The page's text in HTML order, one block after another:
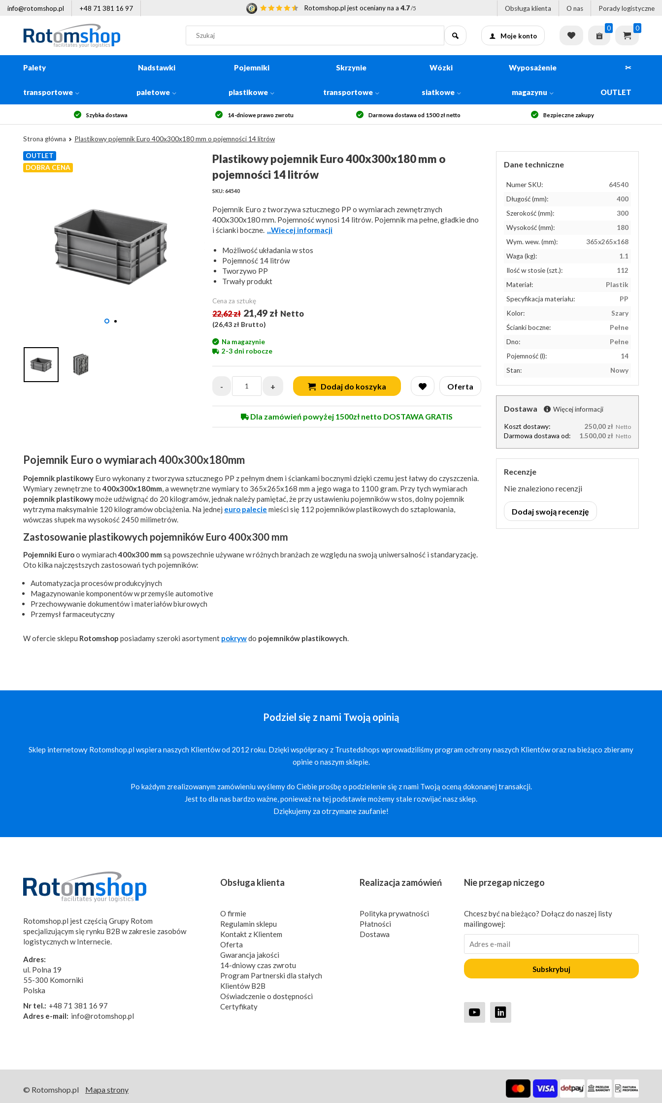
info@rotomshop.pl +48 71 381 16 97 Rotomshop.pl jest oceniany na a 4.7/5 Obsługa klienta O nas Porady logistyczne
Moje konto
0 0
Palety
transportowe
Nadstawki
paletowe
Pojemniki
plastikowe
Skrzynie
transportowe
Wózki
siatkowe
Wyposażenie
magazynu
✂
OUTLET
Szybka dostawa 14-dniowe prawo zwrotu Darmowa dostawa od 1500 zł netto Bezpieczne zakupy
Strona główna Plastikowy pojemnik Euro 400x300x180 mm o pojemności 14 litrów
OUTLET
DOBRA CENA
Plastikowy pojemnik Euro 400x300x180 mm o
pojemności 14 litrów
SKU: 64540
Pojemnik Euro z tworzywa sztucznego PP o wymiarach zewnętrznych
400x300x180 mm. Pojemność wynosi 14 litrów. Pojemnik ma pełne, gładkie dno
i ścianki boczne. ...Wiecej informacji
Możliwość układania w stos
Pojemność 14 litrów
Tworzywo PP
Trwały produkt
Cena za sztukę
22,62 zł 21,49 zł Netto
(26,43 zł Brutto)
Na magazynie
2-3 dni robocze
- + Dodaj do koszyka Oferta
Dla zamówień powyżej 1500zł netto DOSTAWA GRATIS
Pojemnik Euro o wymiarach 400x300x180mm
Pojemnik plastikowy Euro wykonany z tworzywa sztucznego PP z pełnym dnem i ściankami bocznymi dzięki czemu jest łatwy do czyszczenia.
Wymiary zewnętrzne to400x300x180mm, a wewnętrzne wymiary to 365x265x168 mm a jego waga to 1100 gram. Przy tych wymiarach
pojemnik plastikowymoże udźwignąć do 20 kilogramów, jednak należy pamiętać, że przy ustawieniu pojemników w stos, dolny pojemnik
wytrzyma maksymalnie 120 kilogramów obciążenia. Na jednej euro palecie mieści się 112 pojemników plastikowych do sztaplowania,
wówczas słupek ma wysokość 2450 milimetrów.
Zastosowanie plastikowych pojemników Euro 400x300 mm
Pojemniki Euroo wymiarach400x300 mm są powszechnie używane w różnych branżach ze względu na swoją uniwersalność i standaryzację.
Oto kilka najczęstszych zastosowań tych pojemników:
Automatyzacja procesów produkcyjnych
Magazynowanie komponentów w przemyśle automotive
Przechowywanie dokumentów i materiałów biurowych
Przemysł farmaceutyczny
W ofercie sklepu Rotomshop posiadamy szeroki asortyment pokrywdo pojemników plastikowych.
Dane techniczne
Numer SKU:
64540
Długość (mm):
400
Szerokość (mm):
300
Wysokość (mm):
180
Wym. wew. (mm):
365x265x168
Waga (kg):
1.1
Ilość w stosie (szt.):
112
Materiał:
Plastik
Specyfikacja materiału:
PP
Kolor:
Szary
Ścianki boczne:
Pełne
Dno:
Pełne
Pojemność (l):
14
Stan:
Nowy
Dostawa Więcej informacji
Koszt dostawy: 250,00 zł Netto
Darmowa dostawa od: 1.500,00 zł Netto
Recenzje
Nie znaleziono recenzji
Dodaj swoją recenzję
Podziel się z nami Twoją opinią
Sklep internetowy Rotomshop.pl wspiera naszych Klientów od 2012 roku. Dzięki współpracy z Trustedshops wprowadziliśmy program ochrony naszych Klientów oraz na bieżąco zbieramy
opinie o naszym sklepie.
Po każdym zrealizowanym zamówieniu wyślemy do Ciebie prośbę o podzielenie się z nami Twoją oceną dokonanej transakcji.
Jest to dla nas bardzo ważne, ponieważ na tej podstawie możemy stale rozwijać nasz sklep.
Dziękujemy za otrzymane zaufanie!
Rotomshop.pl jest częścią Grupy Rotom
specjalizującym się rynku B2B w zakresie zasobów
logistycznych w Internecie.
Adres:
ul. Polna 19
55-300 Komorniki
Polska
Nr tel.: +48 71 381 16 97
Adres e-mail: info@rotomshop.pl
Obsługa klienta
O firmie
Regulamin sklepu
Kontakt z Klientem
Oferta
Gwarancja jakości
14-dniowy czas zwrotu
Program Partnerski dla stałych
Klientów B2B
Oświadczenie o dostępności
Certyfikaty
Realizacja zamówień
Polityka prywatności
Płatności
Dostawa
Nie przegap niczego
Chcesz być na bieżąco? Dołącz do naszej listy
mailingowej:
Subskrybuj
© Rotomshop.pl Mapa strony